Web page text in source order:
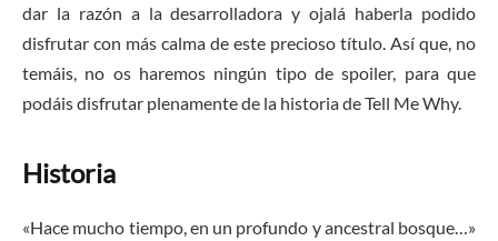
dar la razón a la desarrolladora y ojalá haberla podido
disfrutar con más calma de este precioso título. Así que, no
temáis, no os haremos ningún tipo de spoiler, para que
podáis disfrutar plenamente de la historia de Tell Me Why.
Historia
«Hace mucho tiempo, en un profundo y ancestral bosque…»